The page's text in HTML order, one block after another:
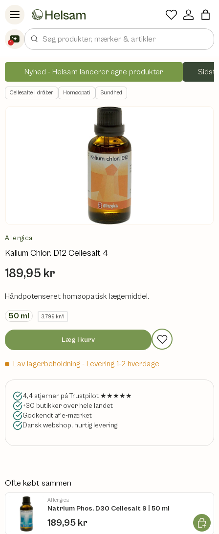
Spring til indhold
1
Søg
Nyhed - Helsam lancerer egne produkter
Cellesalte i dråber Homøopati Sundhed
Allergica
Kalium Chlor. D12 Cellesalt 4
189,95 kr
Håndpotenseret homøopatisk lægemiddel.
50 ml 3.799 kr/l
Læg i kurv
Lav lagerbeholdning - Levering 1-2 hverdage
4,4 stjerner på Trustpilot ★★★★★
+30 butikker over hele landet
Godkendt af e-mærket
Dansk webshop, hurtig levering
Ofte købt sammen
Allergica
Natrium Phos. D30 Cellesalt 9 | 50 ml
189,95 kr Læg i